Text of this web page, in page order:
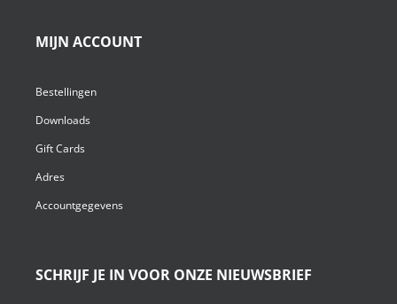
MIJN ACCOUNT
Bestellingen
Downloads
Gift Cards
Adres
Accountgegevens
SCHRIJF JE IN VOOR ONZE NIEUWSBRIEF